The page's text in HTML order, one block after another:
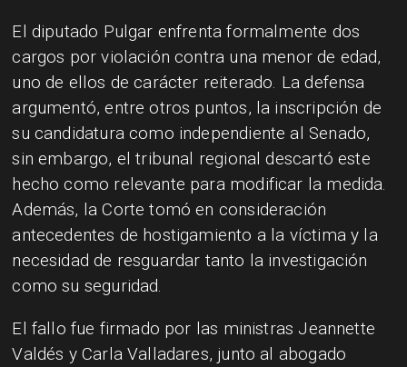
El diputado Pulgar enfrenta formalmente dos
cargos por violación contra una menor de edad,
uno de ellos de carácter reiterado. La defensa
argumentó, entre otros puntos, la inscripción de
su candidatura como independiente al Senado,
sin embargo, el tribunal regional descartó este
hecho como relevante para modificar la medida.
Además, la Corte tomó en consideración
antecedentes de hostigamiento a la víctima y la
necesidad de resguardar tanto la investigación
como su seguridad.
El fallo fue firmado por las ministras Jeannette
Valdés y Carla Valladares, junto al abogado